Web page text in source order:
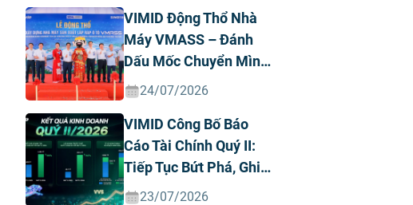
Nhân
VIMID Động Thổ Nhà
Máy VMASS – Đánh
Dấu Mốc Chuyển Mình
Chiến Lược
24/07/2026
VIMID Công Bố Báo
Cáo Tài Chính Quý II:
Tiếp Tục Bứt Phá, Ghi
Nhận Doanh Thu Và
23/07/2026